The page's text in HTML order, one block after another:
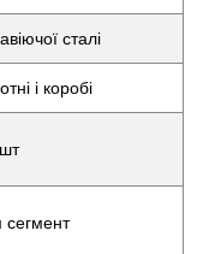
сталі
і коробі
сегмент